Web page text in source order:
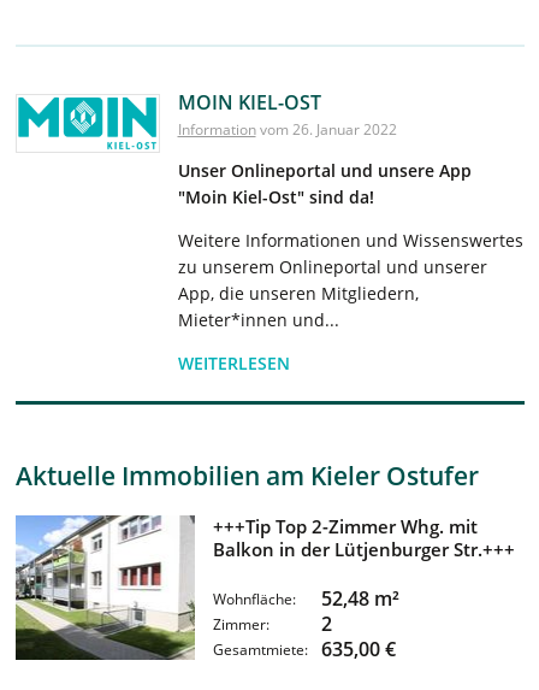
MOIN KIEL-OST
Informationvom 26. Januar 2022
Unser Onlineportal und unsere App
"Moin Kiel-Ost" sind da!
Weitere Informationen und Wissenswertes
zu unserem Onlineportal und unserer
App, die unseren Mitgliedern,
Mieter*innen und...
WEITERLESEN
Aktuelle Immobilien am Kieler Ostufer
+++Tip Top 2-Zimmer Whg. mit
Balkon in der Lütjenburger Str.+++
Wohnfläche: 52,48 m²
Zimmer: 2
Gesamtmiete: 635,00 €